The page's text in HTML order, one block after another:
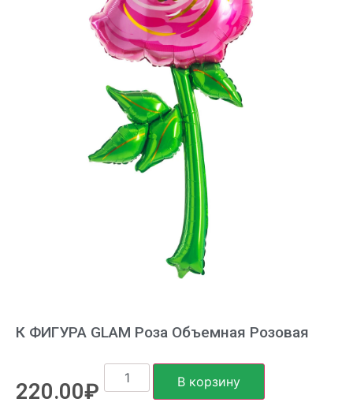
К ФИГУРА GLAM Роза Объемная Розовая
220.00₽ В корзину